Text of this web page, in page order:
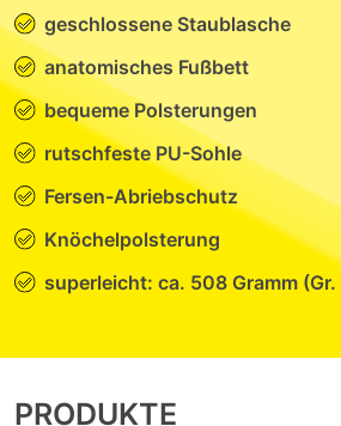
geschlossene Staublasche
anatomisches Fußbett
bequeme Polsterungen
rutschfeste PU-Sohle
Fersen-Abriebschutz
Knöchelpolsterung
superleicht: ca. 508 Gramm
PRODUKTE